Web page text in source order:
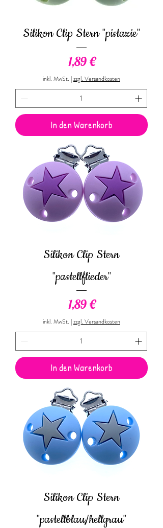
Silikon Clip Stern "pistazie"
Preis
1,89 €
inkl. MwSt. |zzgl. Versandkosten
In den Warenkorb
Silikon Clip Stern
"pastellflieder"
Preis
1,89 €
inkl. MwSt. |zzgl. Versandkosten
In den Warenkorb
Silikon Clip Stern
"pastellblau/hellgrau"